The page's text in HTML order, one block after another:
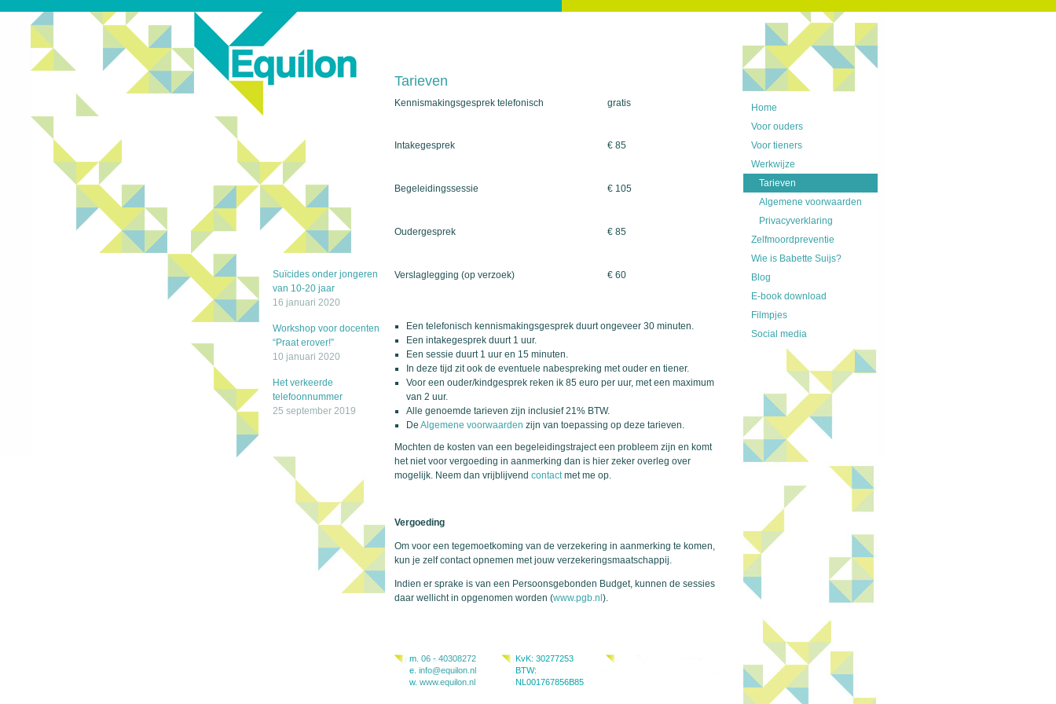
Home
Voor ouders
Voor tieners
Werkwijze
Tarieven
Algemene voorwaarden
Privacyverklaring
Zelfmoordpreventie
Wie is Babette Suijs?
Blog
E-book download
Filmpjes
Social media
Suïcides onder jongeren
van 10-20 jaar
16 januari 2020
Workshop voor docenten
“Praat erover!”
10 januari 2020
Het verkeerde
telefoonnummer
25 september 2019
Tarieven
Kennismakingsgesprek telefonisch gratis
Intakegesprek € 85
Begeleidingssessie € 105
Oudergesprek € 85
Verslaglegging (op verzoek) € 60
Een telefonisch kennismakingsgesprek duurt ongeveer 30 minuten.
Een intakegesprek duurt 1 uur.
Een sessie duurt 1 uur en 15 minuten.
In deze tijd zit ook de eventuele nabespreking met ouder en tiener.
Voor een ouder/kindgesprek reken ik 85 euro per uur, met een maximum
van 2 uur.
Alle genoemde tarieven zijn inclusief 21% BTW.
De Algemene voorwaarden zijn van toepassing op deze tarieven.
Mochten de kosten van een begeleidingstraject een probleem zijn en komt
het niet voor vergoeding in aanmerking dan is hier zeker overleg over
mogelijk. Neem dan vrijblijvend contactmet me op.
Vergoeding
Om voor een tegemoetkoming van de verzekering in aanmerking te komen,
kun je zelf contact opnemen met jouw verzekeringsmaatschappij.
Indien er sprake is van een Persoonsgebonden Budget, kunnen de sessies
daar wellicht in opgenomen worden (www.pgb.nl ).
m. 06 - 40308272
e. info@equilon.nl
w. www.equilon.nl
KvK: 30277253
BTW:
NL001767856B85